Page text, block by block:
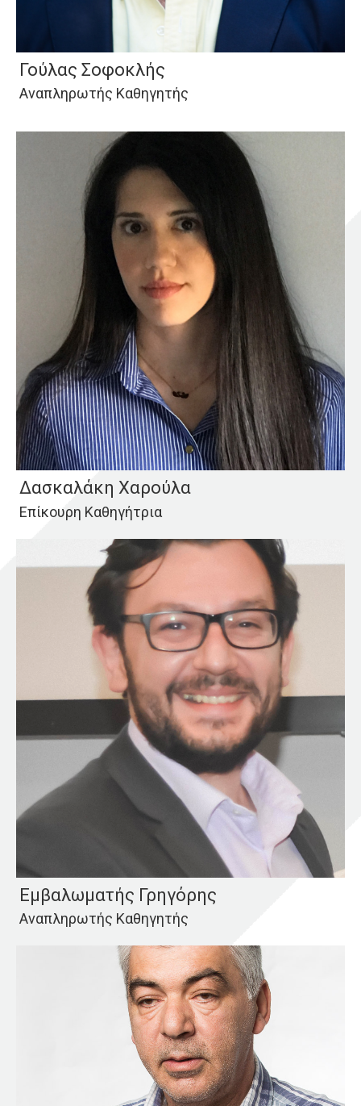
Γούλας Σοφοκλής
Αναπληρωτής Καθηγητής
Δασκαλάκη Χαρούλα
Επίκουρη Καθηγήτρια
Εμβαλωματής Γρηγόρης
Αναπληρωτής Καθηγητής